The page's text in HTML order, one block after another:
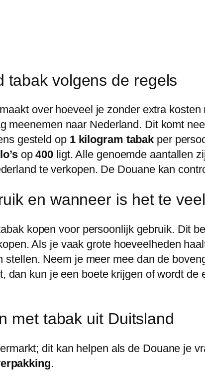
tabak volgens de regels
over hoeveel je zonder extra
meenemen naar Nederland. Dit komt
gesteld op 1 kilogram tabak per
op400 ligt. Alle genoemde aantallen
te verkopen. De Douane kan
en wanneer is het te veel
kopen voor persoonlijk gebruik. Dit
Als je vaak grote hoeveelheden
Neem je meer mee dan de
dan kun je een boete krijgen of wordt
met tabak uit Duitsland
dit kan helpen als de Douane je
.